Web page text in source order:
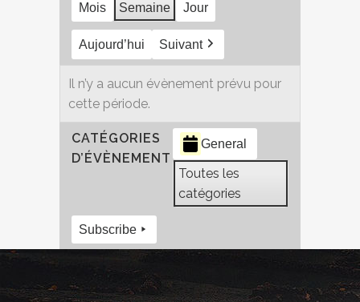
Mois Semaine Jour
Aujourd’hui Suivant
Il n’y a aucun évènement prévu pour
cette période.
CATÉGORIES
D’ÉVÈNEMENT
General
Toutes les
catégories
Subscribe